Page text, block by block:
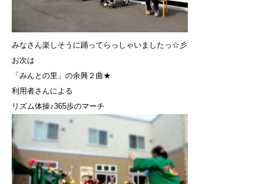
みなさん楽しそうに踊ってらっしゃいましたっ☆彡
お次は
「みんとの里」の余興２曲★
利用者さんによる
リズム体操♪365歩のマーチ